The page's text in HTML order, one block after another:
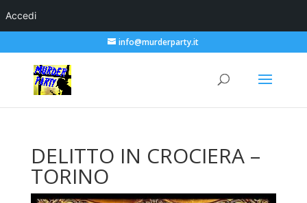
Accedi
info@murderparty.it
DELITTO IN CROCIERA –
TORINO